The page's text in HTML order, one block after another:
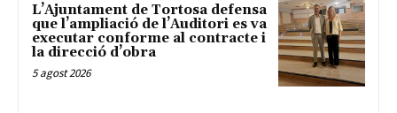
L’Ajuntament de Tortosa defensa
que l’ampliació de l’Auditori es va
executar conforme al contracte i
la direcció d’obra
5 agost 2026